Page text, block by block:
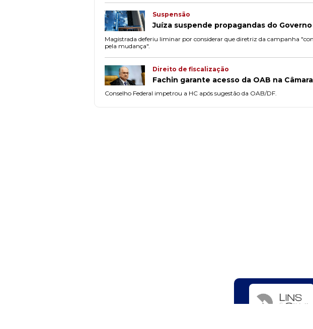
Suspensão
Juíza suspende propagandas do
Magistrada deferiu liminar por considerar que diretriz da campanha
pela mudança".
Direito de fiscalização
Fachin garante acesso da OAB na
Conselho Federal impetrou a HC após sugestão da OAB/DF.